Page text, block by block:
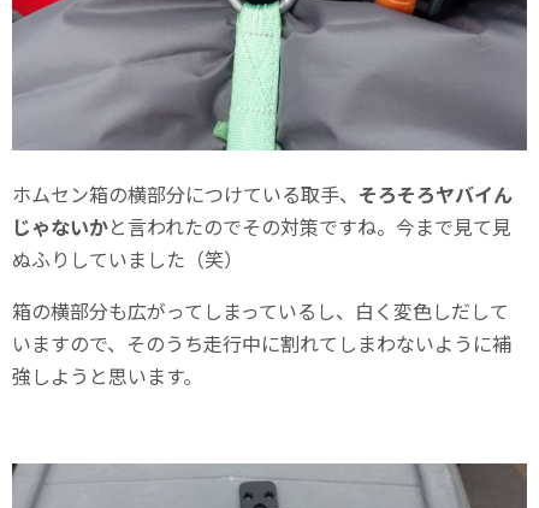
ホムセン箱の横部分につけている取手、 そろそろヤバイん
じゃないかと言われたのでその対策ですね。今まで見て見
ぬふりしていました（笑）
箱の横部分も広がってしまっているし、白く変色しだして
いますので、そのうち走行中に割れてしまわないように補
強しようと思います。